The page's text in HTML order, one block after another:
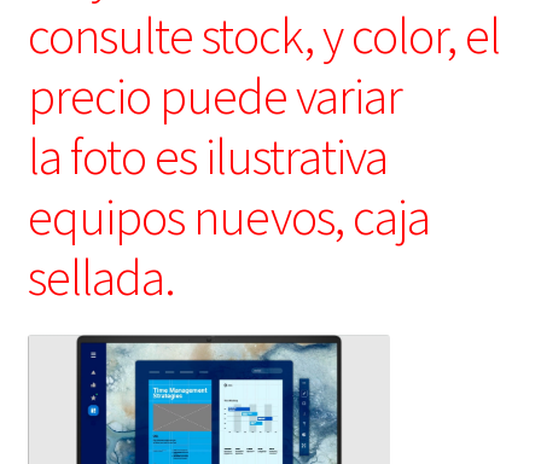
consulte stock, y color, el
precio puede variar
la foto es ilustrativa
equipos nuevos, caja
sellada.